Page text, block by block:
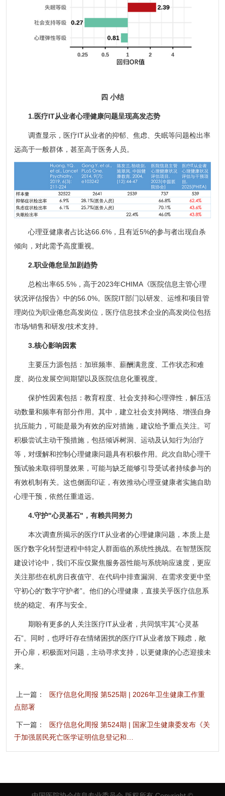
四 小结
1.医疗IT从业者心理健康问题呈现高发态势
调查显示，医疗IT从业者的抑郁、焦虑、失眠等问题检出率
远高于一般群体，甚至高于医务人员。
心理亚健康者占比达66.6%，且有近5%的参与者出现自杀
倾向，对此需予高度重视。
2.职业倦怠呈加剧趋势
总检出率65.5%，高于2023年CHIMA《医院信息主管心理
状况评估报告》中的56.0%。医院IT部门以研发、运维和项目管
理岗位为职业倦怠高发岗位，医疗信息技术企业的高发岗位包括
市场/销售和研发/技术支持。
3.核心影响因素
主要压力源包括：加班频率、薪酬满意度、工作状态和难
度、岗位发展空间期望以及医院信息化重视度。
保护性因素包括：教育程度、社会支持和心理弹性，解压活
动数量和频率有部分作用。其中，建立社会支持网络、增强自身
抗压能力，可能是最为有效的应对措施，建议给予重点关注。可
积极尝试主动干预措施，包括倾诉树洞、运动及认知行为治疗
等，对缓解和控制心理健康问题具有积极作用。此次自助心理干
预试验未取得明显效果，可能与缺乏能够引导受试者持续参与的
有效机制有关。这也侧面印证，有效推动心理亚健康者实施自助
心理干预，依然任重道远。
4.守护"心灵基石"，有赖共同努力
本次调查所揭示的医疗IT从业者的心理健康问题，本质上是
医疗数字化转型进程中特定人群面临的系统性挑战。在智慧医院
建设讨论中，我们不应仅聚焦服务器性能与系统响应速度，更应
关注那些在机房日夜值守、在代码中排查漏洞、在需求变更中坚
守初心的“数字守护者”。他们的心理健康，直接关乎医疗信息系
统的稳定、有序与安全。
期盼有更多的人关注医疗IT从业者，共同筑牢其“心灵基
石”。同时，也呼吁存在情绪困扰的医疗IT从业者放下顾虑，敞
开心扉，积极面对问题，主动寻求支持，以更健康的心态迎接未
来。
上一篇：
医疗信息化周报 第525期 | 2026年卫生健康工作重
点部署
下一篇：
医疗信息化周报 第524期 | 国家卫生健康委发布《关
于加强居民死亡医学证明信息登记和…